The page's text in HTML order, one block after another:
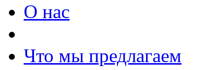
О нас
Что мы предлагаем